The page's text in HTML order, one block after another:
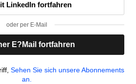
LinkedIn fortfahren
oder per E-Mail
E?Mail fortfahren
Sehen Sie sich unsere Abonnements
an.